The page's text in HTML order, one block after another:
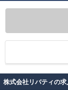
株式会社リバティの求